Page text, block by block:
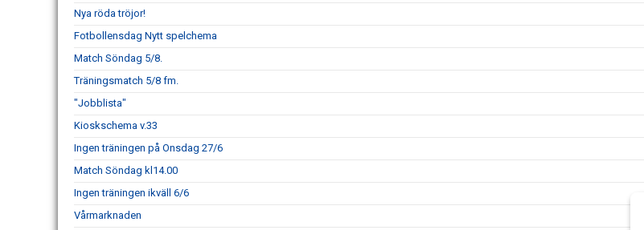
Nya röda tröjor!
Fotbollensdag Nytt spelchema
Match Söndag 5/8.
Träningsmatch 5/8 fm.
"Jobblista"
Kioskschema v.33
Ingen träningen på Onsdag 27/6
Match Söndag kl14.00
Ingen träningen ikväll 6/6
Vårmarknaden